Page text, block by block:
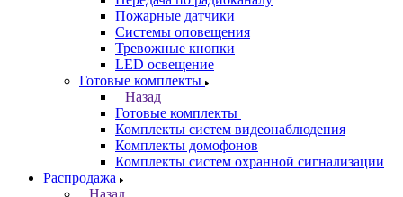
Пожарные датчики
Системы оповещения
Тревожные кнопки
LED освещение
Готовые комплекты
Назад
Готовые комплекты
Комплекты систем видеонаблюдения
Комплекты домофонов
Комплекты систем охранной сигнализации
Распродажа
Назад